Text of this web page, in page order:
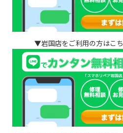
▼岩国店をご利用の方はこ